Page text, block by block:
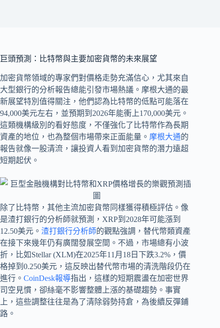
巨頭預測：比特幣與主要加密貨幣的未來展望
加密貨幣領域的專家們對價格走勢充滿信心，尤其來自
大型銀行的分析報告總能引發市場熱議。摩根大通的最
新展望特別值得關注，他們認為比特幣的低點可能落在
94,000美元左右，並預期到2026年能衝上170,000美元。
這類機構級別的看好態度，不僅強化了比特幣作為長期
資產的地位，也為整個市場帶來正面能量。 摩根大通的
報告就像一股清流，讓投資人看到加密貨幣的潛力遠超
短期起伏。
除了比特幣，其他主流加密貨幣同樣獲得積極評估。像
是渣打銀行的分析師就預測，XRP到2028年可能漲到
12.50美元。 渣打銀行分析師的觀點強調，替代幣類資產
在接下來幾年仍有廣闊發展空間。不過，市場總有小波
折，比如Stellar (XLM)在2025年11月18日下跌3.2%，價
格掉到0.250美元，這反映出替代幣市場的清洗階段仍在
進行。 CoinDesk報導指出，這樣的短期震盪在加密世界
司空見慣，卻絲毫不影響整體上漲的基礎趨勢。事實
上，這些調整往往是為了清除弱勢持倉，為後續反彈鋪
路。